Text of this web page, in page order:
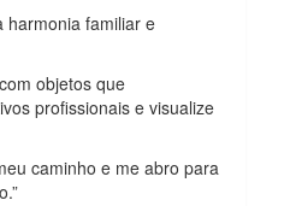
harmonia familiar e
objetos que
profissionais e visualize
caminho e me abro para